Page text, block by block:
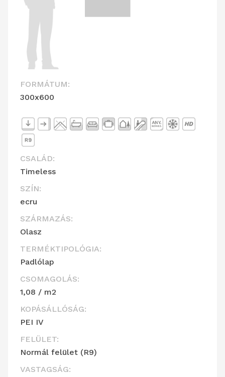
FORMÁTUM:
300x600
CSALÁD:
Timeless
SZÍN:
ecru
SZÁRMAZÁS:
Olasz
TERMÉKTIPOLÓGIA:
Padlólap
CSOMAGOLÁS:
1,08 / m2
KOPÁSÁLLÓSÁG:
PEI IV
FELÜLET:
Normál felület (R9)
VASTAGSÁG: